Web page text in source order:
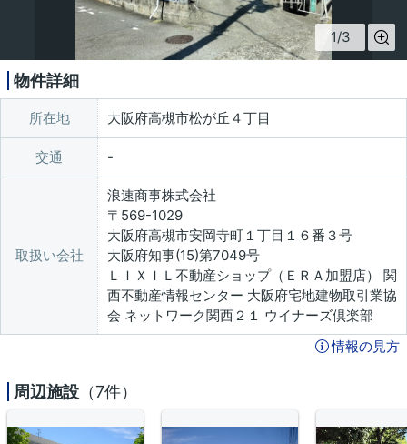
1/3
物件詳細
所在地 大阪府高槻市松が丘４丁目
交通
取扱い会社
浪速商事株式会社
〒569-1029
大阪府高槻市安岡寺町１丁目１６番３号
大阪府知事(15)第7049号
ＬＩＸＩＬ不動産ショップ（ＥＲＡ加盟店） 関
西不動産情報センター 大阪府宅地建物取引業協
会 ネットワーク関西２１ ウイナーズ倶楽部
情報の見方
周辺施設 （7件）